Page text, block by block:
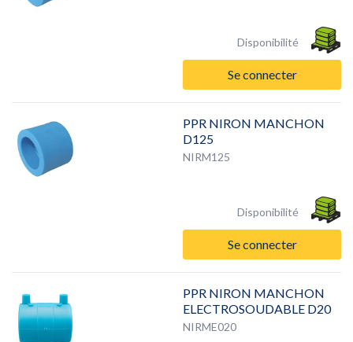
Disponibilité
Se connecter
PPR NIRON MANCHON
D125
NIRM125
Disponibilité
Se connecter
PPR NIRON MANCHON
ELECTROSOUDABLE D20
NIRME020